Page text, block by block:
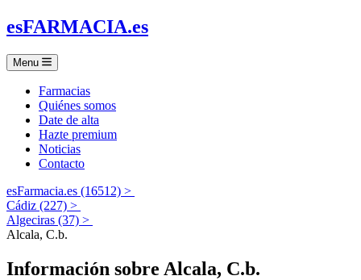
esFARMACIA.es
Menu
Farmacias
Quiénes somos
Date de alta
Hazte premium
Noticias
Contacto
esFarmacia.es (16512) >
Cádiz (227) >
Algeciras (37) >
Alcala, C.b.
Información sobre Alcala, C.b.